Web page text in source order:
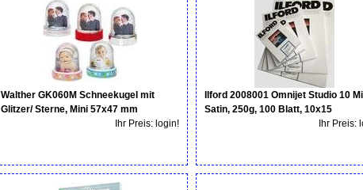
Walther GK060M Schneekugel mit
Glitzer/ Sterne, Mini 57x47 mm
Ihr Preis: login!
Ilford 2008001 Omnijet Studio 10 Mil
Satin, 250g, 100 Blatt, 10x15
Ihr Preis: